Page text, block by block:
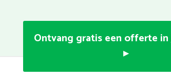
Ontvang gratis een offerte
▸